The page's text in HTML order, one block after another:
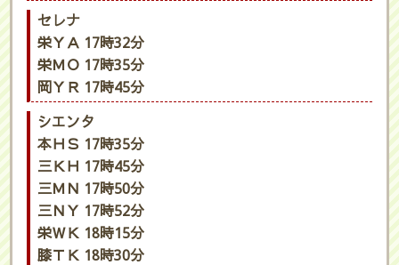
セレナ
栄ＹＡ 17時32分
栄ＭＯ 17時35分
岡ＹＲ 17時45分
シエンタ
本ＨＳ 17時35分
三ＫＨ 17時45分
三ＭＮ 17時50分
三ＮＹ 17時52分
栄ＷＫ 18時15分
膝ＴＫ 18時30分